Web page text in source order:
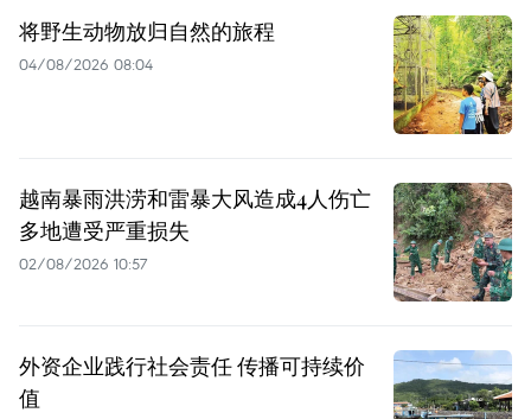
将野生动物放归自然的旅程
04/08/2026 08:04
越南暴雨洪涝和雷暴大风造成4人伤亡
多地遭受严重损失
02/08/2026 10:57
外资企业践行社会责任 传播可持续价
值